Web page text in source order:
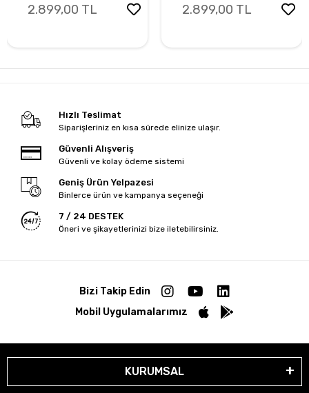
KULAKLIK BLUE
2.899,00 TL
KULAKLIK PINK
2.899,00 TL
Hızlı Teslimat
Siparişleriniz en kısa sürede elinize ulaşır.
Güvenli Alışveriş
Güvenli ve kolay ödeme sistemi
Geniş Ürün Yelpazesi
Binlerce ürün ve kampanya seçeneği
7 / 24 DESTEK
Öneri ve şikayetlerinizi bize iletebilirsiniz.
Bizi Takip Edin
Mobil Uygulamalarımız
KURUMSAL